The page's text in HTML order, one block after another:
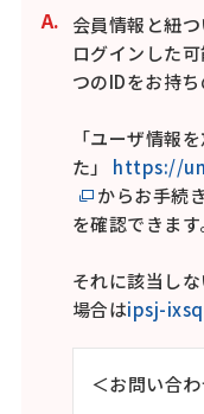
会員情報と紐
ログインした
つのIDをお持ち
「ユーザ情報
た」 https://
からお手続
を確認できます
それに該当し
場合はipsj-
＜お問い合